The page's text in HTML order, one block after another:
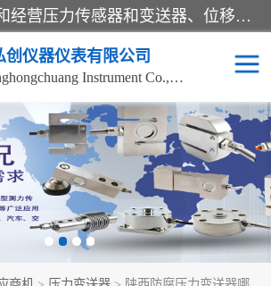
是集开发、生产和经营压力传感器和变送器、位移传感器和变送器、流量传感器和变送器、称重传感器和变送器、测力传感器和变送器、温湿度传感器和变送器、扭矩传感器、智能数显控制仪表等产品的化高新技术企业。
创仪器仪表有限公司
Xi'an shenghongchuang Instrument Co., Ltd
超声波流量计
通用型压力变送器
流量计